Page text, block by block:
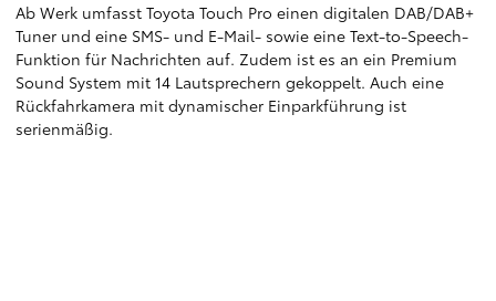
Ab Werk umfasst Toyota Touch Pro einen digitalen DAB/DAB+
Tuner und eine SMS- und E-Mail- sowie eine Text-to-Speech-
Funktion für Nachrichten auf. Zudem ist es an ein Premium
Sound System mit 14 Lautsprechern gekoppelt. Auch eine
Rückfahrkamera mit dynamischer Einparkführung ist
serienmäßig.